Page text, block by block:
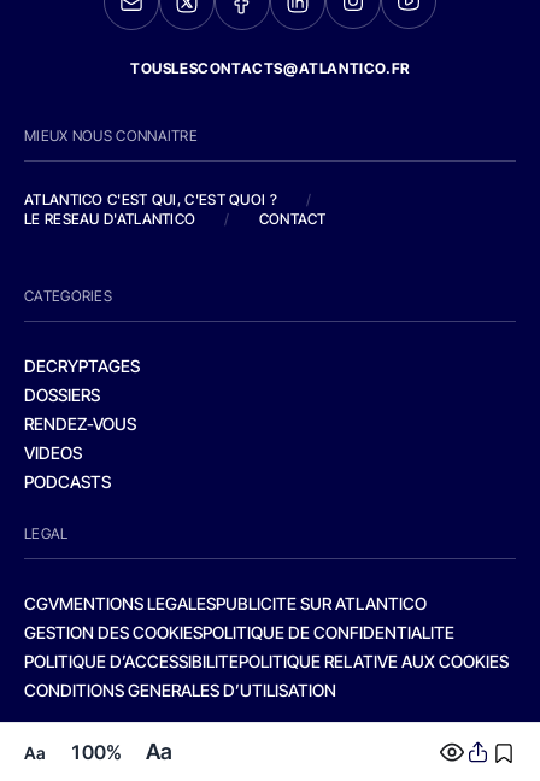
Aa 100% Aa
TOUSLESCONTACTS@ATLANTICO.FR
MIEUX NOUS CONNAITRE
ATLANTICO C'EST QUI, C'EST QUOI ?
/
LE RESEAU D'ATLANTICO
/ CONTACT
CATEGORIES
DECRYPTAGES
DOSSIERS
RENDEZ-VOUS
VIDEOS
PODCASTS
LEGAL
CGVMENTIONS LEGALESPUBLICITE SUR ATLANTICO
GESTION DES COOKIESPOLITIQUE DE CONFIDENTIALITE
POLITIQUE D’ACCESSIBILITEPOLITIQUE RELATIVE AUX COOKIES
CONDITIONS GENERALES D’UTILISATION